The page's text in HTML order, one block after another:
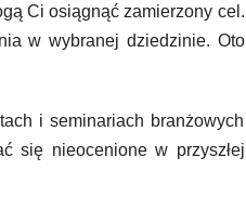
Ci osiągnąć zamierzony cel.
w wybranej dziedzinie. Oto
i seminariach branżowych
się nieocenione w przyszłej